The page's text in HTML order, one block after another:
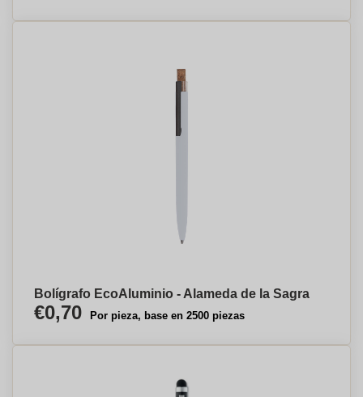
Bolígrafo EcoAluminio - Alameda de la Sagra
€0,70 Por pieza, base en 2500 piezas